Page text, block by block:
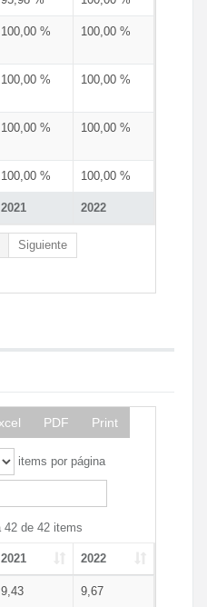
2021 2022
100,00 % 100,00 %
100,00 % 100,00 %
100,00 % 100,00 %
100,00 % 100,00 %
Siguiente
PDF Print
items por página
42 de 42 items
2021 2022
9,43 9,67